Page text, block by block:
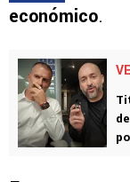
económico.